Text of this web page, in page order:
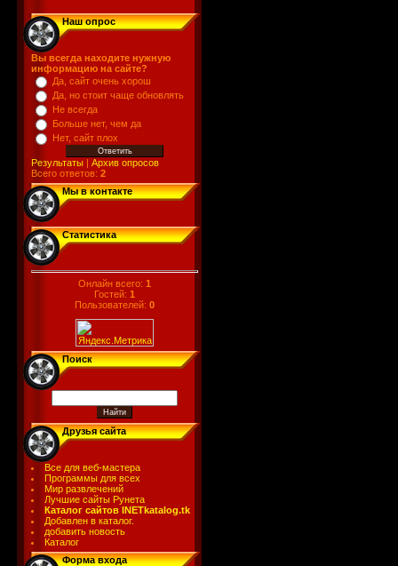
Наш опрос
Вы всегда находите нужную
информацию на сайте?
Да, сайт очень хорош
Да, но стоит чаще обновлять
Не всегда
Больше нет, чем да
Нет, сайт плох
Результаты | Архив опросов
Всего ответов: 2
Мы в контакте
Статистика
Онлайн всего: 1
Гостей: 1
Пользователей: 0
Поиск
Друзья сайта
Все для веб-мастера
Программы для всех
Мир развлечений
Лучшие сайты Рунета
Каталог сайтов INETkatalog.tk
Добавлен в каталог.
добавить новость
Каталог
Форма входа